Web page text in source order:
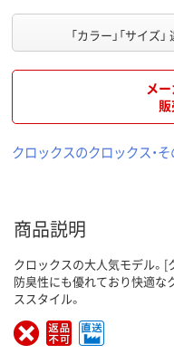
「カラー」「サイズ
メ
クロックスのクロックス・
商品説明
クロックスの大人気モデル。[
防臭性にも優れており快適な
ススタイル。